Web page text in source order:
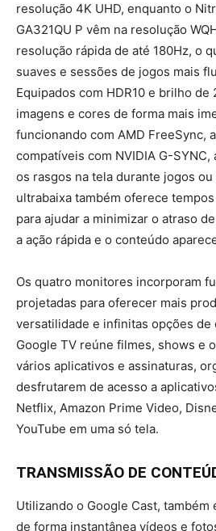
resolução 4K UHD, enquanto o
GA321QU P vêm na resolução
resolução rápida de até 180Hz, o
suaves e sessões de jogos mais
Equipados com HDR10 e brilho
imagens e cores de forma mais
funcionando com AMD FreeSync,
compatíveis com NVIDIA G-
os rasgos na tela durante jogos
ultrabaixa também oferece
para ajudar a minimizar o atraso
a ação rápida e o conteúdo
Os quatro monitores incorporam
projetadas para oferecer mais
versatilidade e infinitas opções de
Google TV reúne filmes, shows e
vários aplicativos e assinaturas,
desfrutarem de acesso a
Netflix, Amazon Prime Video,
YouTube em uma só tela.
TRANSMISSÃO DE
Utilizando o Google Cast,
de forma instantânea vídeos e